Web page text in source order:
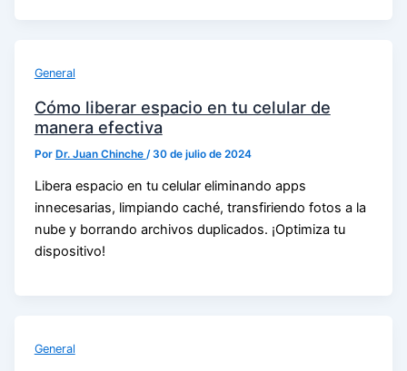
General
Cómo liberar espacio en tu celular de
manera efectiva
Por Dr. Juan Chinche /30 de julio de 2024
Libera espacio en tu celular eliminando apps
innecesarias, limpiando caché, transfiriendo fotos a la
nube y borrando archivos duplicados. ¡Optimiza tu
dispositivo!
General